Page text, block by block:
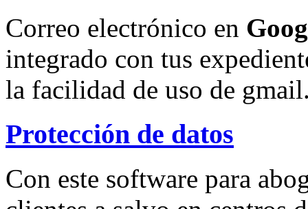
Correo electrónico en
integrado con tus
la facilidad de uso de
Protección de datos
Con este software para